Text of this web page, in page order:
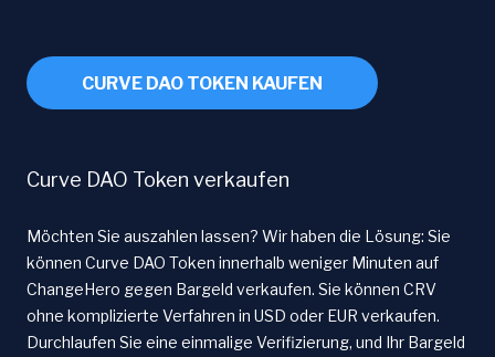
CURVE DAO TOKEN KAUFEN
Curve DAO Token verkaufen
Möchten Sie auszahlen lassen? Wir haben die Lösung: Sie
können Curve DAO Token innerhalb weniger Minuten auf
ChangeHero gegen Bargeld verkaufen. Sie können CRV
ohne komplizierte Verfahren in USD oder EUR verkaufen.
Durchlaufen Sie eine einmalige Verifizierung, und Ihr Bargeld